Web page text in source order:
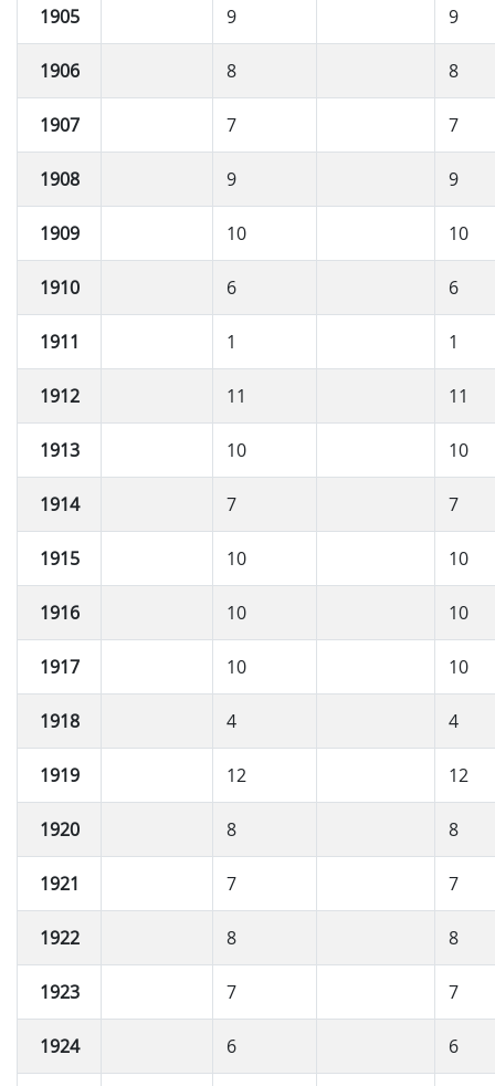
1905 9 9
1906 8 8
1907 7 7
1908 9 9
1909 10 10
1910 6 6
1911 1 1
1912 11 11
1913 10 10
1914 7 7
1915 10 10
1916 10 10
1917 10 10
1918 4 4
1919 12 12
1920 8 8
1921 7 7
1922 8 8
1923 7 7
1924 6 6